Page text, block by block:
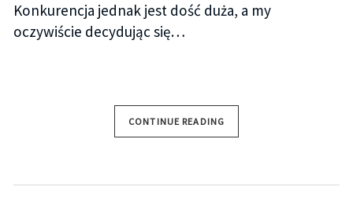
Konkurencja jednak jest dość duża, a my
oczywiście decydując się…
CONTINUE READING